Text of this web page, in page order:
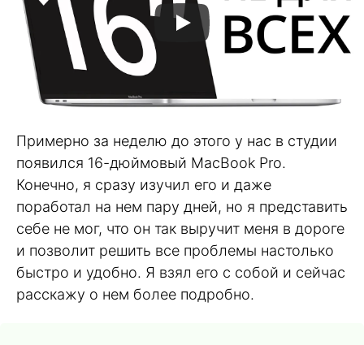
Примерно за неделю до этого у нас в студии
появился 16-дюймовый MacBook Pro.
Конечно, я сразу изучил его и даже
поработал на нем пару дней, но я представить
себе не мог, что он так выручит меня в дороге
и позволит решить все проблемы настолько
быстро и удобно. Я взял его с собой и сейчас
расскажу о нем более подробно.